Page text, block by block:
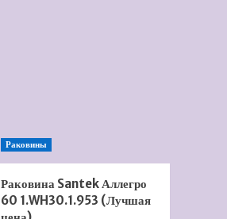
Раковины
Раковина Santek Аллегро
60 1.WH30.1.953 (Лучшая